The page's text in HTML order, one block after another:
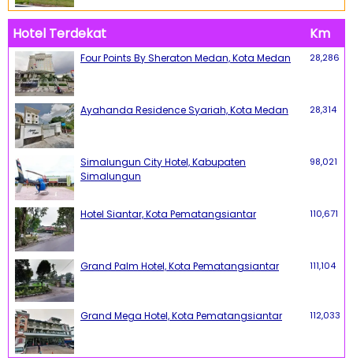
Hotel Terdekat Km
Four Points By Sheraton Medan, Kota Medan 28,286
Ayahanda Residence Syariah, Kota Medan 28,314
Simalungun City Hotel, Kabupaten
Simalungun
98,021
Hotel Siantar, Kota Pematangsiantar 110,671
Grand Palm Hotel, Kota Pematangsiantar 111,104
Grand Mega Hotel, Kota Pematangsiantar 112,033